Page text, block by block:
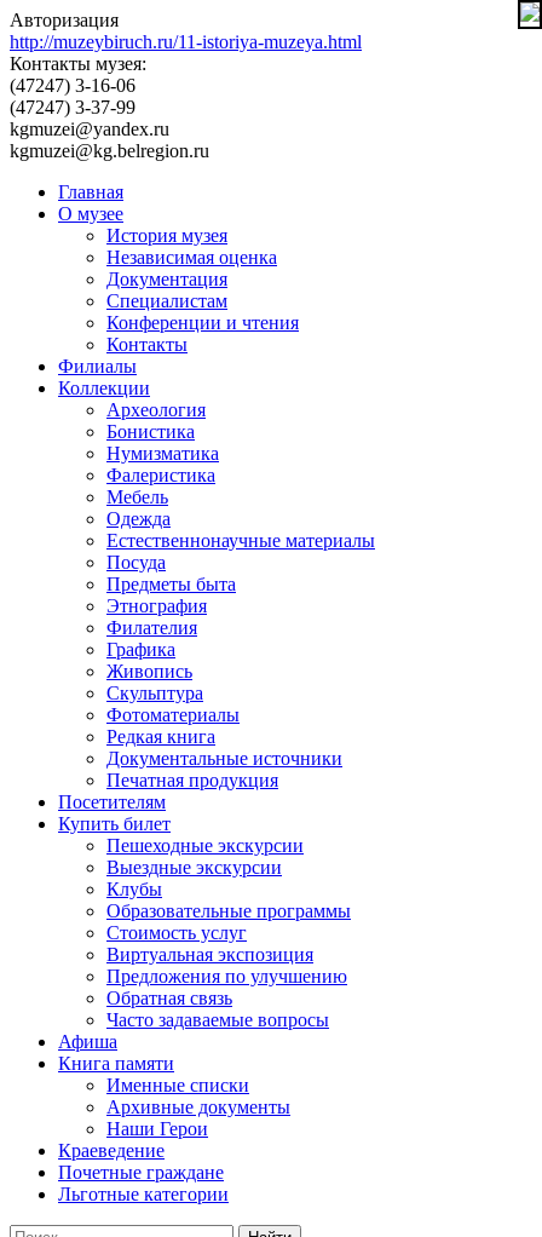
Авторизация
http://muzeybiruch.ru/11-istoriya-muzeya.html
Контакты музея:
(47247) 3-16-06
(47247) 3-37-99
kgmuzei@yandex.ru
kgmuzei@kg.belregion.ru
Главная
О музее
История музея
Независимая оценка
Документация
Специалистам
Конференции и чтения
Контакты
Филиалы
Коллекции
Археология
Бонистика
Нумизматика
Фалеристика
Мебель
Одежда
Естественнонаучные материалы
Посуда
Предметы быта
Этнография
Филателия
Графика
Живопись
Скульптура
Фотоматериалы
Редкая книга
Документальные источники
Печатная продукция
Посетителям
Купить билет
Пешеходные экскурсии
Выездные экскурсии
Клубы
Образовательные программы
Стоимость услуг
Виртуальная экспозиция
Предложения по улучшению
Обратная связь
Часто задаваемые вопросы
Афиша
Книга памяти
Именные списки
Архивные документы
Наши Герои
Краеведение
Почетные граждане
Льготные категории